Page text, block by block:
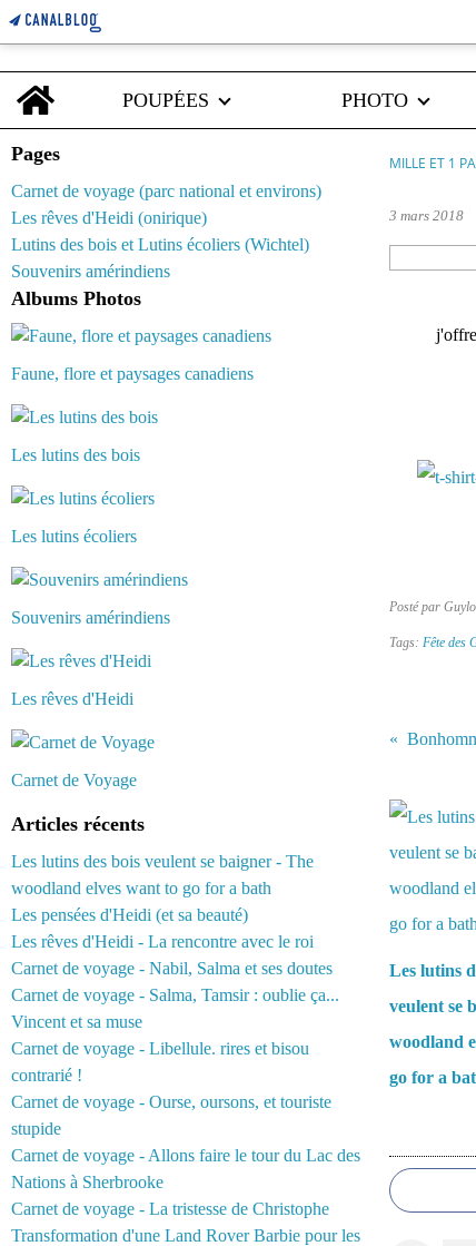
Home
POUPÉES
PHOTO
Pages
Carnet de voyage (parc national et environs)
Les rêves d'Heidi (onirique)
Lutins des bois et Lutins écoliers (Wichtel)
Souvenirs amérindiens
Albums Photos
Faune, flore et paysages canadiens
Les lutins des bois
Les lutins écoliers
Souvenirs amérindiens
Les rêves d'Heidi
Carnet de Voyage
Articles récents
Les lutins des bois veulent se baigner - The
woodland elves want to go for a bath
Les pensées d'Heidi (et sa beauté)
Les rêves d'Heidi - La rencontre avec le roi
Carnet de voyage - Nabil, Salma et ses doutes
Carnet de voyage - Salma, Tamsir : oublie ça...
Vincent et sa muse
Carnet de voyage - Libellule. rires et bisou
contrarié !
Carnet de voyage - Ourse, oursons, et touriste
stupide
Carnet de voyage - Allons faire le tour du Lac des
Nations à Sherbrooke
Carnet de voyage - La tristesse de Christophe
Transformation d'une Land Rover Barbie pour les
MILLE ET 1
3 mars 2018
Posté par
Tags: Fête des
Les lutins
veulent se
woodland
go for a